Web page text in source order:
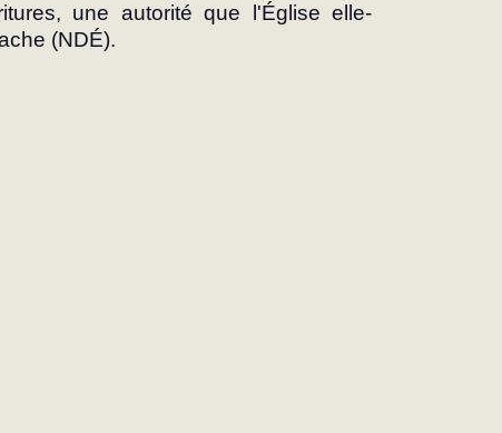
une autorité que l'Église elle-
(NDÉ).